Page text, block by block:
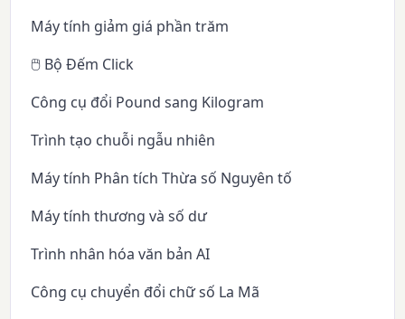
Máy tính giảm giá phần trăm
🖱️ Bộ Đếm Click
Công cụ đổi Pound sang Kilogram
Trình tạo chuỗi ngẫu nhiên
Máy tính Phân tích Thừa số Nguyên tố
Máy tính thương và số dư
Trình nhân hóa văn bản AI
Công cụ chuyển đổi chữ số La Mã